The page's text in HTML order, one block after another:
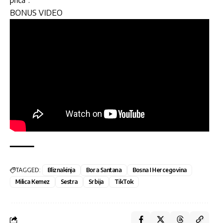
BONUS VIDEO
TAGGED: Bliznakinja Bora Santana
Bosna I Hercegovina
Milica Kemez
Sestra Srbija TikTok